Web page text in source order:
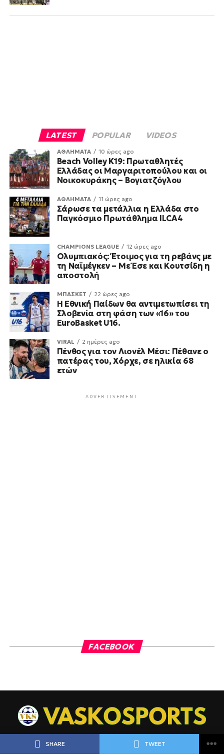
SHARE TWEET
LATEST POPULAR VIDEOS
ΑΘΛΗΜΑΤΑ 10 ώρες ago
Beach Volley K19: Πρωταθλητές
Ελλάδας οι Μαργαριτοπούλου και οι
Νοικοκυράκης – Βογιατζόγλου
ΑΘΛΗΜΑΤΑ 11 ώρες ago
Σάρωσε τα μετάλλια η Ελλάδα στο
Παγκόσμιο Πρωτάθλημα ILCA4
CHAMPIONS LEAGUE 12 ώρες ago
Ολυμπιακός: Έτοιμος για τη ρεβάνς με
τη Ναϊμέγκεν – Με Έσε και Κουτσίδη η
αποστολή
ΜΠΑΣΚΕΤ 22 ώρες ago
Η Εθνική Παίδων θα αντιμετωπίσει τη
Σλοβενία στη φάση των «16» του
EuroBasket U16.
VIRAL 2 ημέρες ago
Πένθος για τον Λιονέλ Μέσι: Πέθανε ο
πατέρας του, Χόρχε, σε ηλικία 68
ετών
ADVERTISEMENT
FACEBOOK